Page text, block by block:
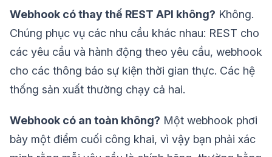
Webhook có thay thế REST API không? Không.
Chúng phục vụ các nhu cầu khác nhau: REST cho
các yêu cầu và hành động theo yêu cầu, webhook
cho các thông báo sự kiện thời gian thực. Các hệ
thống sản xuất thường chạy cả hai.
Webhook có an toàn không? Một webhook phơi
bày một điểm cuối công khai, vì vậy bạn phải xác